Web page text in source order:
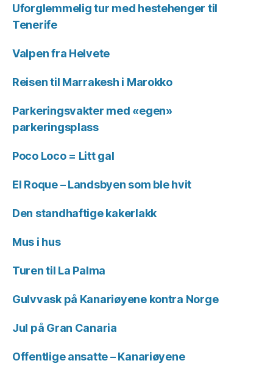
Uforglemmelig tur med hestehenger til
Tenerife
Valpen fra Helvete
Reisen til Marrakesh i Marokko
Parkeringsvakter med «egen»
parkeringsplass
Poco Loco = Litt gal
El Roque – Landsbyen som ble hvit
Den standhaftige kakerlakk
Mus i hus
Turen til La Palma
Gulvvask på Kanariøyene kontra Norge
Jul på Gran Canaria
Offentlige ansatte – Kanariøyene